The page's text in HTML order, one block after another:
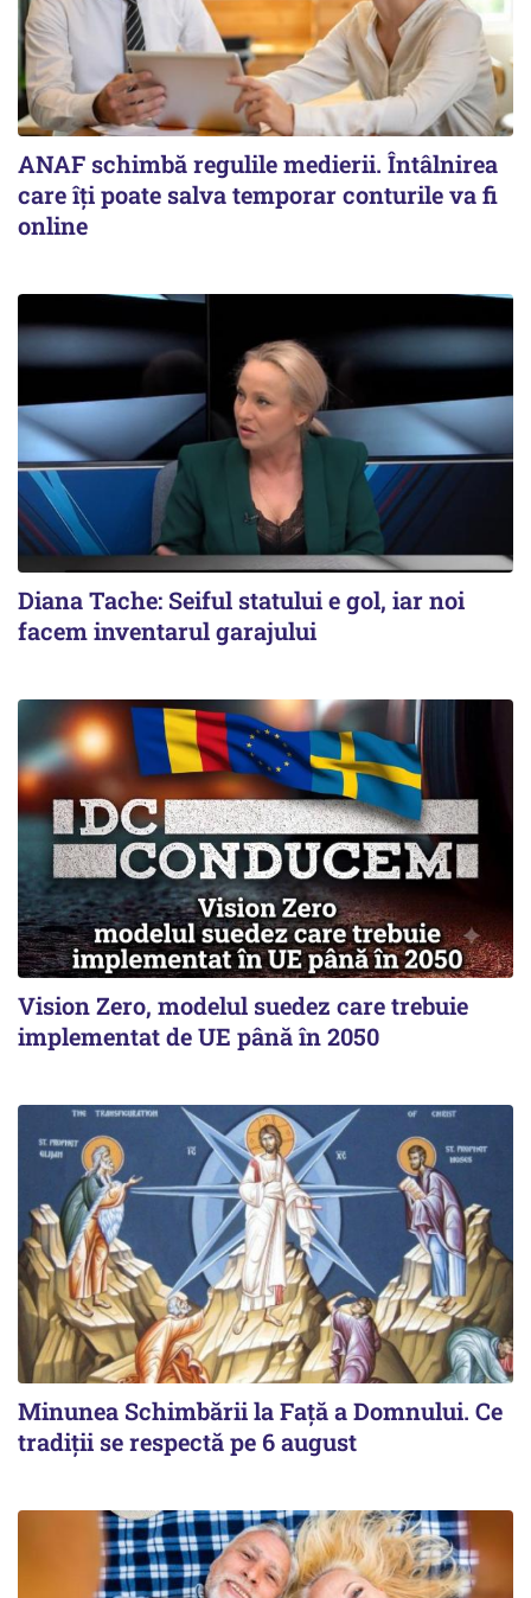
ANAF schimbă regulile medierii. Întâlnirea
care îți poate salva temporar conturile va fi
online
Diana Tache: Seiful statului e gol, iar noi
facem inventarul garajului
Vision Zero, modelul suedez care trebuie
implementat de UE până în 2050
Minunea Schimbării la Față a Domnului. Ce
tradiții se respectă pe 6 august